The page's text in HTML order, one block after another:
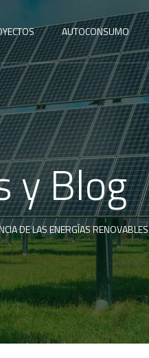
AUTOCONSUMO
y Blog
DE LAS ENERGÍAS RENOVABLES